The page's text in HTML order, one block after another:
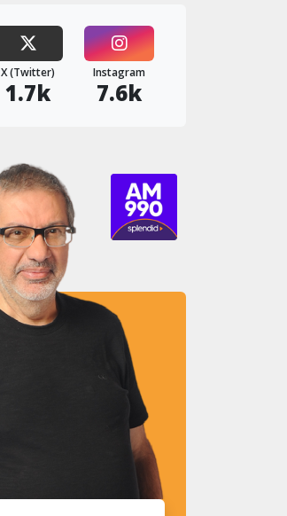
X (Twitter)
1.7k
Instagram
7.6k